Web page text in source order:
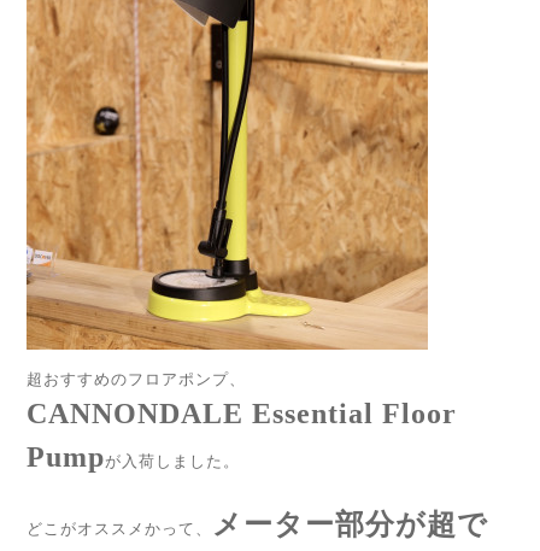
超おすすめのフロアポンプ、
CANNONDALE Essential Floor
Pumpが入荷しました。
どこがオススメかって、 メーター部分が超で